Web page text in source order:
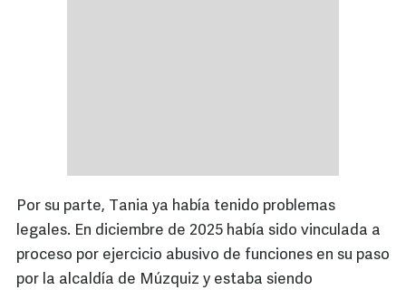
Por su parte, Tania ya había tenido problemas
legales. En diciembre de 2025 había sido vinculada a
proceso por ejercicio abusivo de funciones en su paso
por la alcaldía de Múzquiz y estaba siendo